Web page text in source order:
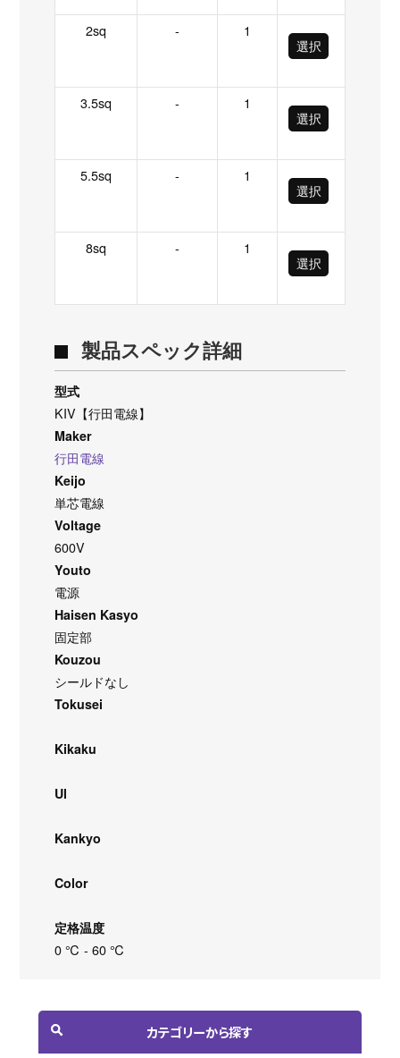
2sq -
1
選択
3.5sq -
1
選択
5.5sq -
1
選択
8sq -
1
選択
製品スペック詳細
型式
KIV【行田電線】
Maker
行田電線
Keijo
単芯電線
Voltage
600V
Youto
電源
Haisen Kasyo
固定部
Kouzou
シールドなし
Tokusei
Kikaku
Ul
Kankyo
Color
定格温度
0 ℃ - 60 ℃
カテゴリーから探す